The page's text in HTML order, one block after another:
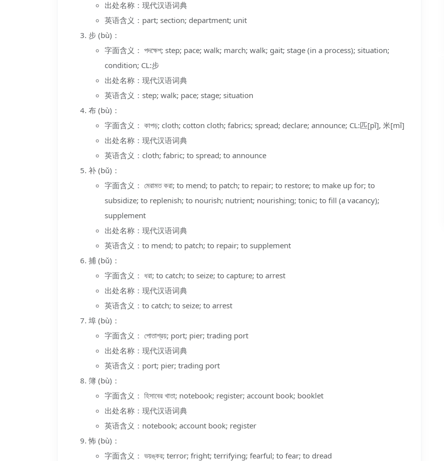
出处名称：现代汉语词典
英语含义：part; section; department; unit
步 (bù)：
字面含义： পদক্ষেপ; step; pace; walk; march; walk; gait; stage (in a process); situation;
condition; CL:步
出处名称：现代汉语词典
英语含义：step; walk; pace; stage; situation
布 (bù)：
字面含义： কাপড়; cloth; cotton cloth; fabrics; spread; declare; announce; CL:匹[pǐ], 米[mǐ]
出处名称：现代汉语词典
英语含义：cloth; fabric; to spread; to announce
补 (bǔ)：
字面含义： মেরামত করা; to mend; to patch; to repair; to restore; to make up for; to
subsidize; to replenish; to nourish; nutrient; nourishing; tonic; to fill (a vacancy);
supplement
出处名称：现代汉语词典
英语含义：to mend; to patch; to repair; to supplement
捕 (bǔ)：
字面含义： ধরা; to catch; to seize; to capture; to arrest
出处名称：现代汉语词典
英语含义：to catch; to seize; to arrest
埠 (bù)：
字面含义： পোতাশ্রয়; port; pier; trading port
出处名称：现代汉语词典
英语含义：port; pier; trading port
簿 (bù)：
字面含义： হিসাবের খাতা; notebook; register; account book; booklet
出处名称：现代汉语词典
英语含义：notebook; account book; register
怖 (bù)：
字面含义： ভয়ঙ্কর; terror; fright; terrifying; fearful; to fear; to dread